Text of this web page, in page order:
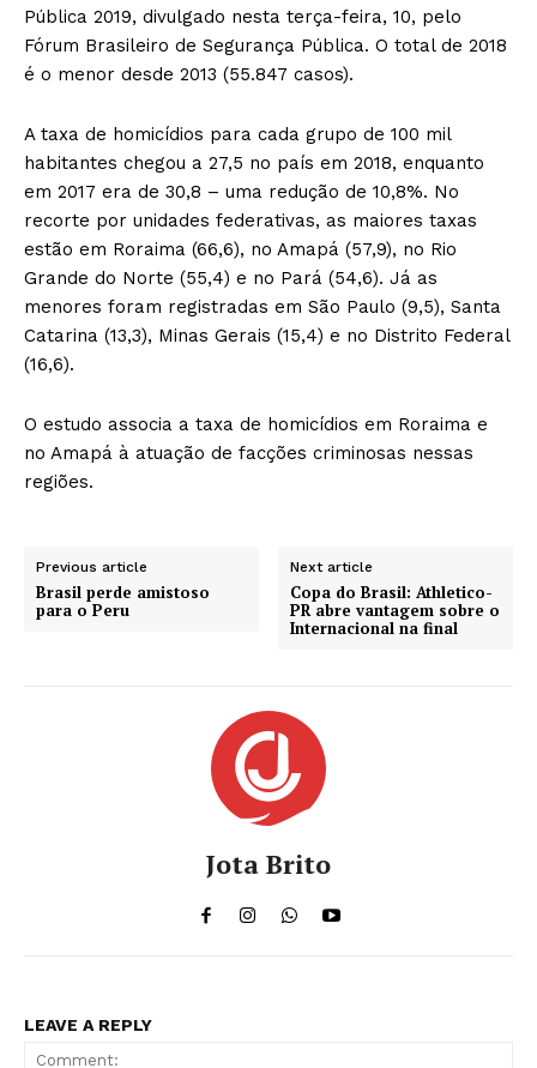
Pública 2019, divulgado nesta terça-feira, 10, pelo
Fórum Brasileiro de Segurança Pública. O total de 2018
é o menor desde 2013 (55.847 casos).
A taxa de homicídios para cada grupo de 100 mil
habitantes chegou a 27,5 no país em 2018, enquanto
em 2017 era de 30,8 – uma redução de 10,8%. No
recorte por unidades federativas, as maiores taxas
estão em Roraima (66,6), no Amapá (57,9), no Rio
Grande do Norte (55,4) e no Pará (54,6). Já as
menores foram registradas em São Paulo (9,5), Santa
Catarina (13,3), Minas Gerais (15,4) e no Distrito Federal
(16,6).
O estudo associa a taxa de homicídios em Roraima e
no Amapá à atuação de facções criminosas nessas
regiões.
Previous article
Brasil perde amistoso
para o Peru
Next article
Copa do Brasil: Athletico-
PR abre vantagem sobre o
Internacional na final
Jota Brito
LEAVE A REPLY